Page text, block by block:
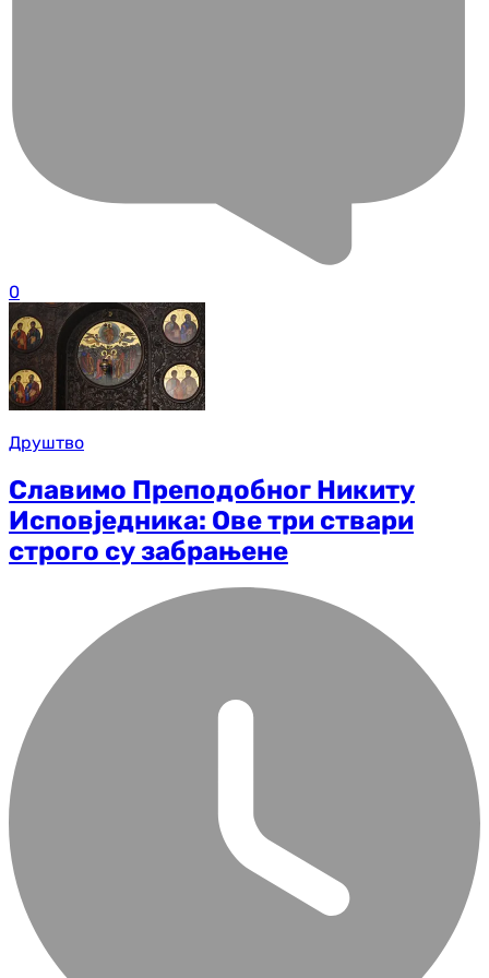
0
Друштво
Славимо Преподобног Никиту
Исповједника: Ове три ствари
строго су забрањене